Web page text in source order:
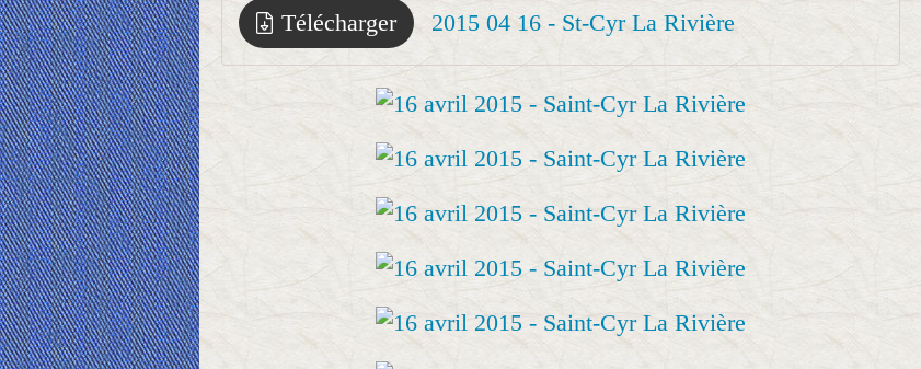
Télécharger 2015 04 16 - St-Cyr La Rivière